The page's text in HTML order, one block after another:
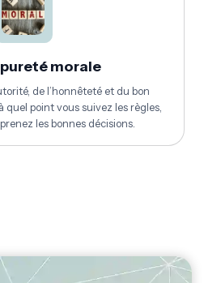
morale
de l’honnêteté et du bon
quel point vous suivez les règles,
les bonnes décisions.